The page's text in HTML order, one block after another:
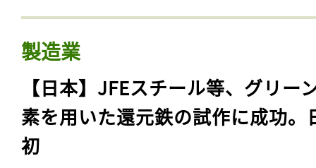
製造業
【日本】JFEスチール等、グリー
素を用いた還元鉄の試作に成功。
初